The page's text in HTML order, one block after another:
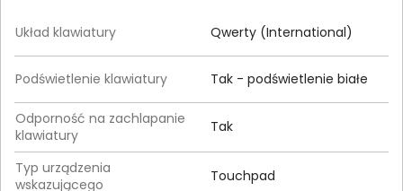
Układ klawiatury Qwerty (International)
Podświetlenie klawiatury Tak - podświetlenie białe
Odporność na zachlapanie
klawiatury
Tak
Typ urządzenia
wskazującego
Touchpad